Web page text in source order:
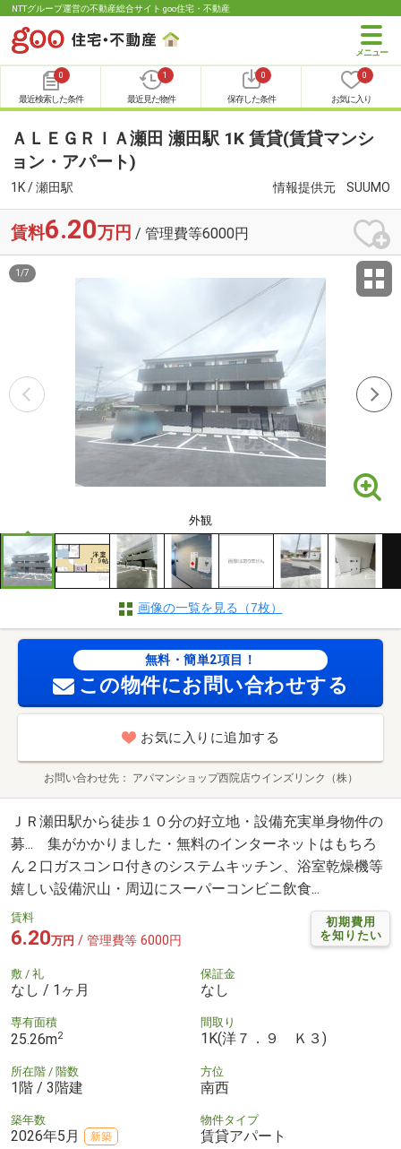
NTTグループ運営の不動産総合サイト goo住宅・不動産
0
最近検索した条件
1
最近見た物件
0
保存した条件
0
お気に入り
ＡＬＥＧＲＩＡ瀬田 瀬田駅 1K 賃貸(賃貸マンシ
ョン・アパート)
1K / 瀬田駅 情報提供元 SUUMO
賃料6.20万円 / 管理費等6000円
外観
1 /7
画像の一覧を見る（7枚）
無料・簡単2項目！
この物件にお問い合わせする
お気に入りに追加する
お問い合わせ先 アパマンショップ西院店ウインズリンク（株）
ＪＲ瀬田駅から徒歩１０分の好立地・設備充実単身物件の
募... 集がかかりました・無料のインターネットはもちろ
ん２口ガスコンロ付きのシステムキッチン、浴室乾燥機等
嬉しい設備沢山・周辺にスーパーコンビニ飲食...
初期費用
を知りたい
賃料
6.20万円 / 管理費等 6000円
敷 / 礼
なし / 1ヶ月
保証金
なし
専有面積
25.26m2
間取り
1K(洋７．９ Ｋ３)
所在階 / 階数
1階 / 3階建
方位
南西
築年数
2026年5月 新築
物件タイプ
賃貸アパート